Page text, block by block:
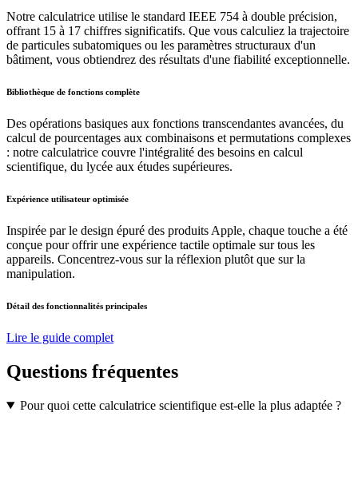
Notre calculatrice utilise le standard IEEE 754 à double précision,
offrant 15 à 17 chiffres significatifs. Que vous calculiez la trajectoire
de particules subatomiques ou les paramètres structuraux d'un
bâtiment, vous obtiendrez des résultats d'une fiabilité exceptionnelle.
Bibliothèque de fonctions complète
Des opérations basiques aux fonctions transcendantes avancées, du
calcul de pourcentages aux combinaisons et permutations complexes
: notre calculatrice couvre l'intégralité des besoins en calcul
scientifique, du lycée aux études supérieures.
Expérience utilisateur optimisée
Inspirée par le design épuré des produits Apple, chaque touche a été
conçue pour offrir une expérience tactile optimale sur tous les
appareils. Concentrez-vous sur la réflexion plutôt que sur la
manipulation.
Détail des fonctionnalités principales
Lire le guide complet
Questions fréquentes
Pour quoi cette calculatrice scientifique est-elle la plus adaptée ?